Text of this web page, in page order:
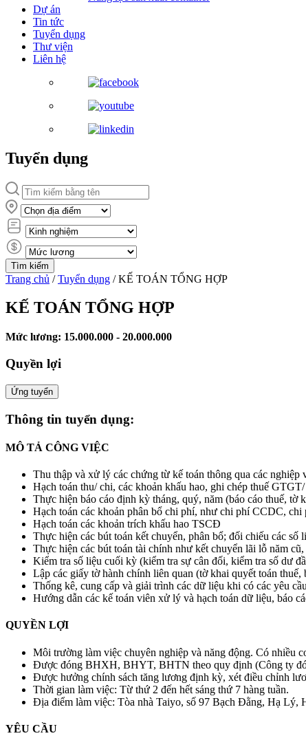
Dự án
Tin tức
Tuyển dụng
Thư viện
Liên hệ
Tuyển dụng
Trang chủ /Tuyển dụng /KẾ TOÁN TỔNG HỢP
KẾ TOÁN TỔNG HỢP
Mức lương: 15.000.000 - 20.000.000
Quyền lợi
Ứng tuyển
Thông tin tuyển dụng:
MÔ TẢ CÔNG VIỆC
Thu thập và xử lý các chứng từ kế toán thông qua các nghiệp
Hạch toán thu/ chi, các khoản khấu hao, ghi chép thuế
Thực hiện báo cáo định kỳ tháng, quý, năm (báo cáo thuế,
Hạch toán các khoản phân bổ chi phí, như chi phí CCDC,
Hạch toán các khoản trích khấu hao TSCĐ
Thực hiện các bút toán kết chuyển, phân bổ; đối chiếu các số
Thực hiện các bút toán tài chính như kết chuyển lãi lỗ năm
Kiểm tra số liệu cuối kỳ (kiểm tra sự cân đối, kiểm tra số dư
Lập các giấy tờ hành chính liên quan (tờ khai quyết toán
Thống kê, cung cấp và giải trình các dữ liệu khi có các yêu
Hướng dẫn các kế toán viên xử lý và hạch toán dữ liệu, báo
QUYỀN LỢI
Môi trường làm việc chuyên nghiệp và năng động. Có nhiều
Được đóng BHXH, BHYT, BHTN theo quy định (Công ty
Được hưởng chính sách tăng lương định kỳ, xét điều chỉnh
Thời gian làm việc: Từ thứ 2 đến hết sáng thứ 7 hàng tuần.
Địa điểm làm việc: Tòa nhà Taiyo, số 97 Bạch Đằng, Hạ Lý,
YÊU CẦU